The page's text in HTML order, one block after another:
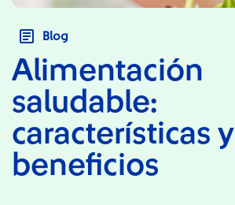
Blog
Alimentación
saludable:
características y
beneficios